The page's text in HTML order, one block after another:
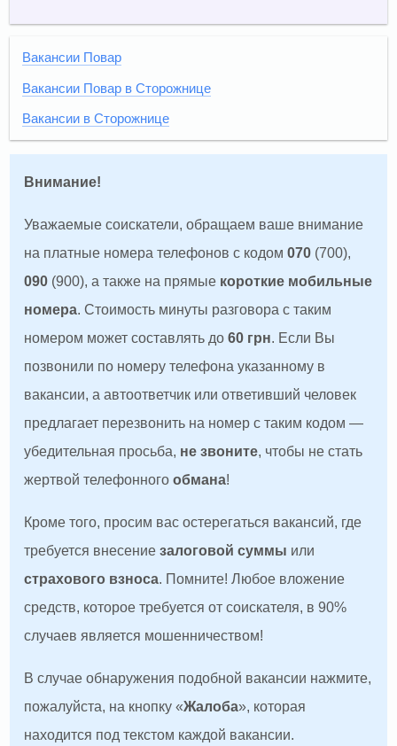
Вакансии Повар
Вакансии Повар в Сторожнице
Вакансии в Сторожнице
Внимание!
Уважаемые соискатели, обращаем ваше внимание
на платные номера телефонов с кодом070 (700),
090 (900), а также на прямые короткие мобильные
номера. Стоимость минуты разговора с таким
номером может составлять до60 грн. Если Вы
позвонили по номеру телефона указанному в
вакансии, а автоответчик или ответивший человек
предлагает перезвонить на номер с таким кодом —
убедительная просьба, не звоните, чтобы не стать
жертвой телефонногообмана!
Кроме того, просим вас остерегаться вакансий, где
требуется внесениезалоговой суммы или
страхового взноса. Помните! Любое вложение
средств, которое требуется от соискателя, в 90%
случаев является мошенничеством!
В случае обнаружения подобной вакансии нажмите,
пожалуйста, на кнопку «Жалоба», которая
находится под текстом каждой вакансии.